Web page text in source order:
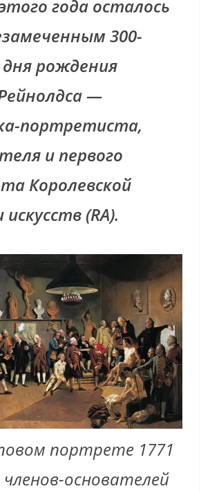
года осталось
300-
рождения
—
портретиста,
и первого
Королевской
(RA).
портрете 1771
членов-основателей